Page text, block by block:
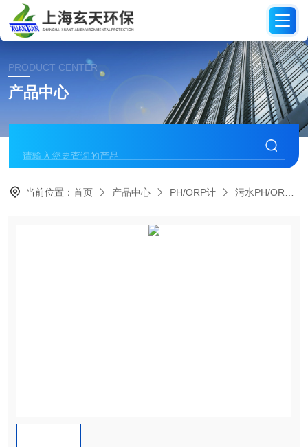
PRODUCT CENTER
产品中心
当前位置：首页 产品中心 PH/ORP计 污水PH/ORP计